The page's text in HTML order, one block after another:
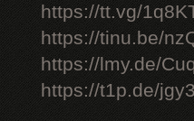
https://tt.vg/
https://tinu.be/
https://lmy.de/
https://t1p.de/